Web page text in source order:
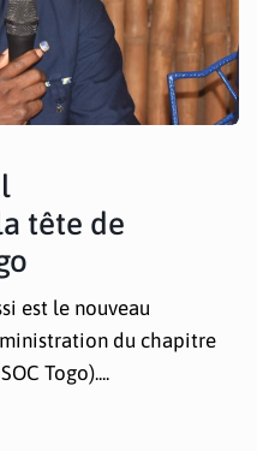
tête de
est le nouveau
du chapitre
Togo)....